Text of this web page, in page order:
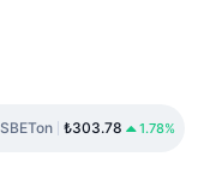
SBETon ₺303.78 1.78%